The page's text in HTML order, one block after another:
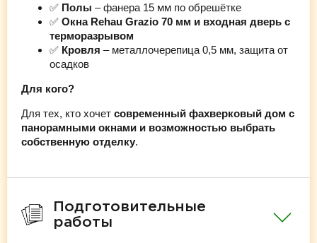
✅ Полы – фанера 15 мм по обрешётке
✅ Окна Rehau Grazio 70 мм и входная дверь с
терморазрывом
✅ Кровля – металлочерепица 0,5 мм, защита от
осадков
Для кого?
Для тех, кто хочет современный фахверковый дом с
панорамными окнами и возможностью выбрать
собственную отделку.
Подготовительные
работы